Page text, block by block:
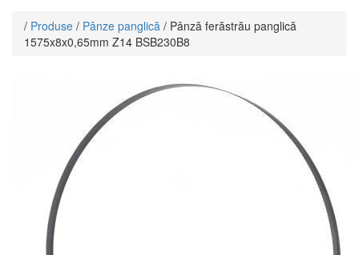
/ Produse / Pânze panglică / Pânză ferăstrău panglică
1575x8x0,65mm Z14 BSB230B8